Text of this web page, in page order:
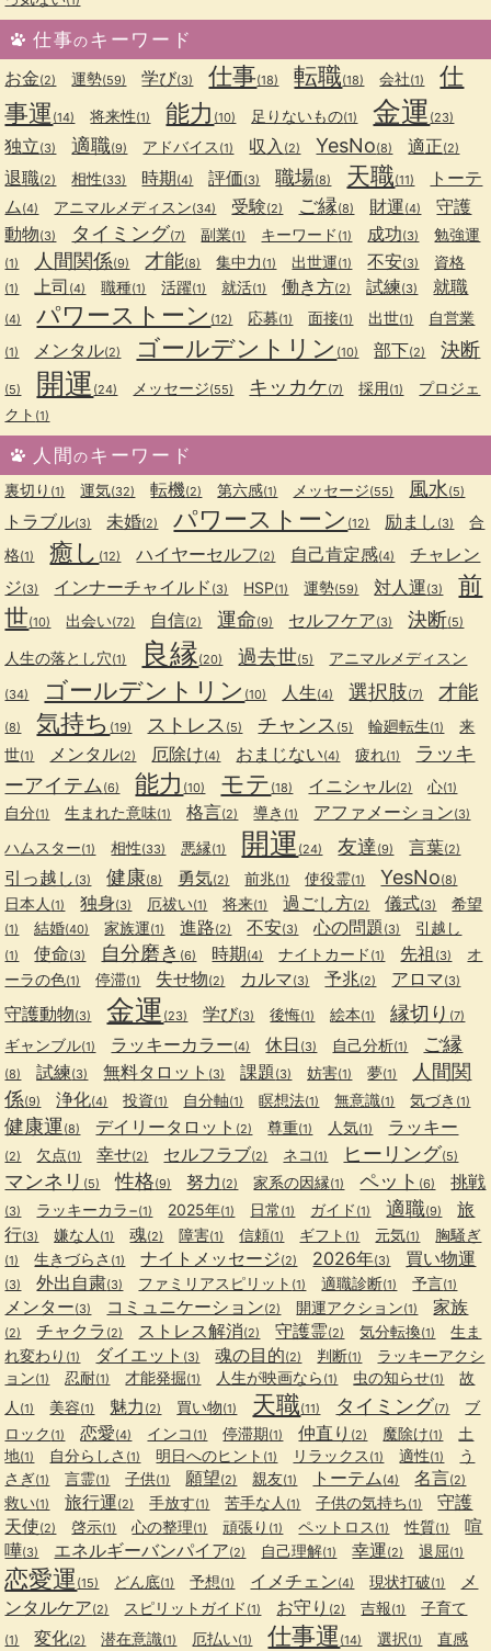
仕事のキーワード
お金(2) 運勢(59) 学び(3) 仕事(18) 転職(18) 会社(1)
仕
事運 (14) 将来性(1) 能力 (10) 足りないもの(1) 金運 (23)
独立(3) 適職(9) アドバイス (1) 収入 (2) YesNo(8) 適正(2)
退職(2) 相性(33) 時期(4) 評価(3) 職場(8) 天職(11)
トーテ
ム (4) アニマルメディスン(34) 受験(2) ご縁(8) 財運(4)
守護
動物(3) タイミング(7) 副業(1) キーワード (1) 成功(3) 勉強運
(1) 人間関係(9) 才能(8) 集中力 (1) 出世運(1) 不安(3) 資格
(1) 上司 (4) 職種(1) 活躍(1) 就活(1) 働き方(2) 試練(3) 就職
(4) パワーストーン (12) 応募(1) 面接(1) 出世(1) 自営業
(1) メンタル(2) ゴールデントリン (10) 部下(2) 決断
(5) 開運 (24) メッセージ(55) キッカケ(7) 採用(1)
プロジェ
クト (1)
人間のキーワード
裏切り (1) 運気(32) 転機(2) 第六感(1) メッセージ(55) 風水(5)
トラブル(3) 未婚(2) パワーストーン (12) 励まし (3)
合
格(1) 癒し (12) ハイヤーセルフ (2) 自己肯定感(4)
チャレン
ジ(3) インナーチャイルド (3) HSP(1) 運勢(59) 対人運(3)
前
世(10) 出会い(72) 自信(2) 運命(9) セルフケア(3) 決断(5)
人生の落とし穴(1) 良縁(20) 過去世(5) アニマルメディスン
(34) ゴールデントリン (10) 人生(4) 選択肢(7) 才能
(8) 気持ち (19) ストレス (5) チャンス (5) 輪廻転生(1)
来
世(1) メンタル(2) 厄除け(4) おまじない(4) 疲れ(1)
ラッキ
ーアイテム (6) 能力 (10) モテ (18) イニシャル(2) 心(1)
自分(1) 生まれた意味(1) 格言(2) 導き (1) アファメーション(3)
ハムスター(1) 相性(33) 悪縁(1) 開運 (24) 友達 (9) 言葉(2)
引っ越し (3) 健康(8) 勇気(2) 前兆(1) 使役霊(1) YesNo(8)
日本人 (1) 独身(3) 厄祓い(1) 将来(1) 過ごし方(2) 儀式(3) 希望
(1) 結婚(40) 家族運(1) 進路(2) 不安(3) 心の問題 (3) 引越し
(1) 使命(3) 自分磨き (6) 時期(4) ナイトカード (1) 先祖 (3)
オ
ーラの色(1) 停滞(1) 失せ物(2) カルマ(3) 予兆(2) アロマ(3)
守護動物(3) 金運 (23) 学び(3) 後悔(1) 絵本(1) 縁切り (7)
ギャンブル(1) ラッキーカラー(4) 休日 (3) 自己分析(1) ご縁
(8) 試練(3) 無料タロット (3) 課題 (3) 妨害(1) 夢(1)
人間関
係(9) 浄化(4) 投資(1) 自分軸(1) 瞑想法(1) 無意識(1) 気づき (1)
健康運(8) デイリータロット (2) 尊重(1) 人気(1) ラッキー
(2) 欠点(1) 幸せ(2) セルフラブ(2) ネコ (1) ヒーリング(5)
マンネリ (5) 性格(9) 努力 (2) 家系の因縁(1) ペット (6) 挑戦
(3) ラッキーカラ−(1) 2025年(1) 日常 (1) ガイド (1) 適職(9)
旅
行(3) 嫌な人 (1) 魂(2) 障害(1) 信頼(1) ギフト (1) 元気(1) 胸騒ぎ
(1) 生きづらさ (1) ナイトメッセージ(2) 2026年(3) 買い物運
(3) 外出自粛(3) ファミリアスピリット (1) 適職診断(1) 予言(1)
メンター(3) コミュニケーション(2) 開運アクション(1) 家族
(2) チャクラ (2) ストレス解消(2) 守護霊(2) 気分転換(1)
生ま
れ変わり (1) ダイエット (3) 魂の目的(2) 判断(1)
ラッキーアクシ
ョン(1) 忍耐(1) 才能発掘(1) 人生が映画なら (1) 虫の知らせ(1)
故
人 (1) 美容(1) 魅力 (2) 買い物(1) 天職(11) タイミング(7)
ブ
ロック (1) 恋愛(4) インコ (1) 停滞期(1) 仲直り (2) 魔除け(1)
土
地(1) 自分らしさ (1) 明日へのヒント (1) リラックス (1) 適性(1)
う
さぎ(1) 言霊(1) 子供(1) 願望(2) 親友(1) トーテム (4) 名言(2)
救い(1) 旅行運(2) 手放す(1) 苦手な人 (1) 子供の気持ち(1)
守護
天使(2) 啓示(1) 心の整理(1) 頑張り (1) ペットロス (1) 性質(1)
喧
嘩(3) エネルギーバンパイア(2) 自己理解(1) 幸運(2) 退屈(1)
恋愛運 (15) どん底(1) 予想(1) イメチェン(4) 現状打破(1)
メ
ンタルケア(2) スピリットガイド (1) お守り (2) 吉報(1) 子育て
(1) 変化(2) 潜在意識(1) 厄払い(1) 仕事運 (14) 選択(1) 直感